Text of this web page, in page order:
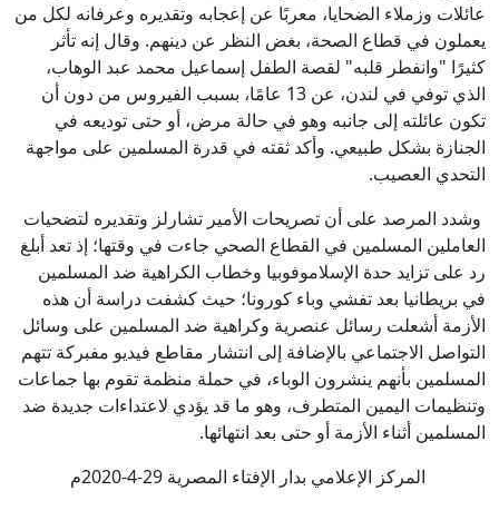
عائلات وزملاء الضحايا، معربًا عن إعجابه وتقديره وعرفانه لكل من
يعملون في قطاع الصحة، بغض النظر عن دينهم. وقال إنه تأثر
كثيرًا "وانفطر قلبه" لقصة الطفل إسماعيل محمد عبد الوهاب،
الذي توفي في لندن، عن 13 عامًا، بسبب الفيروس من دون أن
تكون عائلته إلى جانبه وهو في حالة مرض، أو حتى توديعه في
الجنازة بشكل طبيعي. وأكد ثقته في قدرة المسلمين على مواجهة
التحدي العصيب.
وشدد المرصد على أن تصريحات الأمير تشارلز وتقديره لتضحيات
العاملين المسلمين في القطاع الصحي جاءت في وقتها؛ إذ تعد أبلغ
رد على تزايد حدة الإسلاموفوبيا وخطاب الكراهية ضد المسلمين
في بريطانيا بعد تفشي وباء كورونا؛ حيث كشفت دراسة أن هذه
الأزمة أشعلت رسائل عنصرية وكراهية ضد المسلمين على وسائل
التواصل الاجتماعي بالإضافة إلى انتشار مقاطع فيديو مفبركة تتهم
المسلمين بأنهم ينشرون الوباء، في حملة منظمة تقوم بها جماعات
وتنظيمات اليمين المتطرف، وهو ما قد يؤدي لاعتداءات جديدة ضد
المسلمين أثناء الأزمة أو حتى بعد انتهائها.
المركز الإعلامي بدار الإفتاء المصرية 29-4-2020م